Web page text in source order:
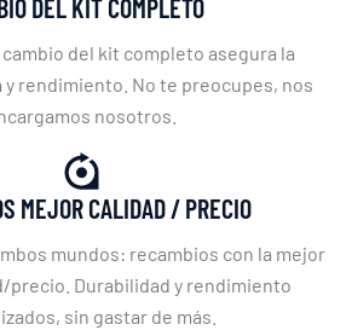
DEL KIT COMPLETO
cambio del kit completo asegura la
rendimiento. No te preocupes, nos
nosotros.
MEJOR CALIDAD / PRECIO
mundos: recambios con la mejor
precio. Durabilidad y rendimiento
sin gastar de más.